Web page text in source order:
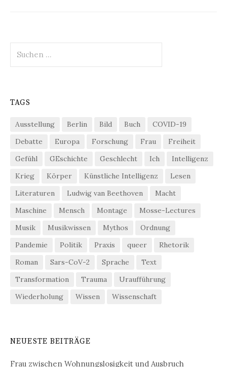
nach:
TAGS
Ausstellung Berlin Bild Buch
COVID-19
Debatte
Europa Forschung Frau
Freiheit
Gefühl
GEschichte Geschlecht Ich
Intelligenz
Krieg
Körper Künstliche Intelligenz
Lesen
Literaturen
Ludwig van Beethoven
Macht
Maschine
Mensch Montage
Mosse-Lectures
Musik
Musikwissen Mythos
Ordnung
Pandemie
Politik Praxis queer
Rhetorik
Roman
Sars-CoV-2 Sprache
Text
Transformation
Trauma
Uraufführung
Wiederholung
Wissen Wissenschaft
NEUESTE BEITRÄGE
Frau zwischen Wohnungslosigkeit und Ausbruch